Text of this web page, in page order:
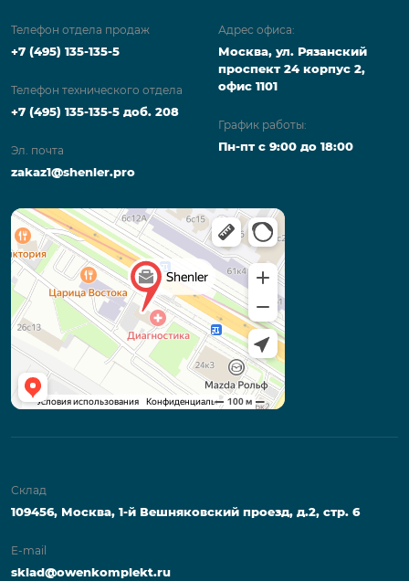
Телефон отдела продаж
+7 (495) 135-135-5
Телефон технического отдела
+7 (495) 135-135-5 доб. 208
Эл. почта
zakaz1@shenler.pro
Адрес офиса:
Москва, ул. Рязанский
проспект 24 корпус 2,
офис 1101
График работы:
Пн-пт с 9:00 до 18:00
Склад
109456, Москва, 1-й Вешняковский проезд, д.2, стр. 6
E-mail
sklad@owenkomplekt.ru